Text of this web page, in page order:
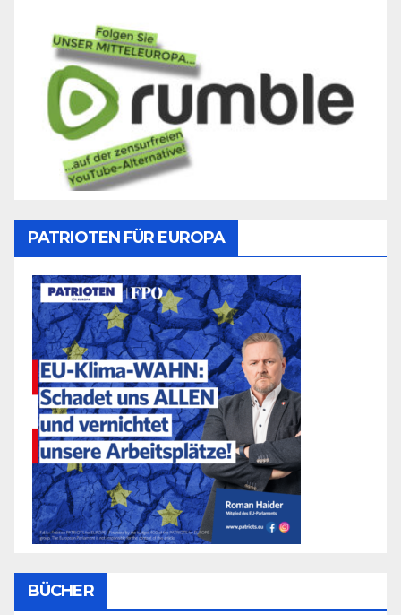
PATRIOTEN FÜR EUROPA
BÜCHER